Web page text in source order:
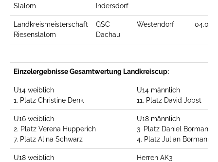
Slalom
Indersdorf
Landkreismeisterschaft
Riesenslalom
GSC
Dachau
Westendorf
Einzelergebnisse Gesamtwertung Landkreiscup:
U14 weiblich
1. Platz Christine Denk
U14 männlich
11. Platz David Jobst
U16 weiblich
2. Platz Verena Hupperich
7. Platz Alina Schwarz
U18 männlich
3. Platz Daniel Bormann
4. Platz Julian Bormann
U18 weiblich
Herren AK3